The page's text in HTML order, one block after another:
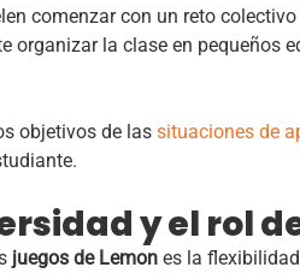
comenzar con un reto
organizar la clase en pequeños
objetivos de las situaciones de
y el rol
juegos de Lemon es la